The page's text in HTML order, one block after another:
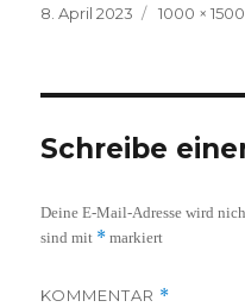
Veröffentlicht
8. April 2023
Volle
1000 × 1500
Schreibe
Deine E-Mail-Adresse wird
sind mit * markiert
KOMMENTAR *